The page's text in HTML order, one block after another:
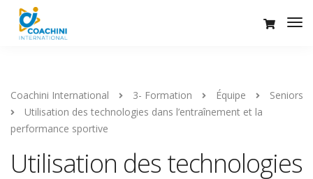
Coachini International 3- Formation Équipe
Seniors
Utilisation des technologies dans l’entraînement et la
performance sportive
Utilisation des technologies